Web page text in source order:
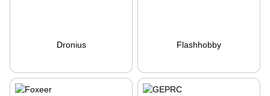
Dronius Flashhobby